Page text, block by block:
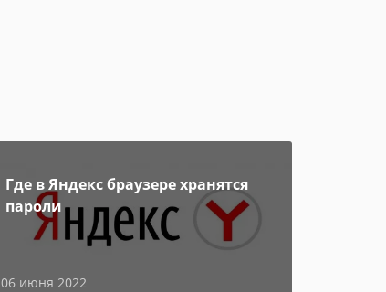
Где в Яндекс браузере хранятся
пароли
06 июня 2022